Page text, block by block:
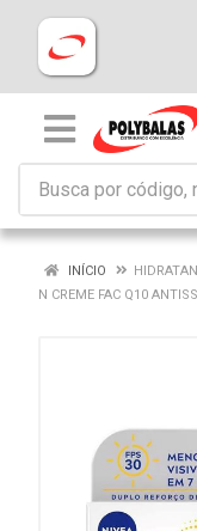
INÍCIO
N CREME FAC Q10